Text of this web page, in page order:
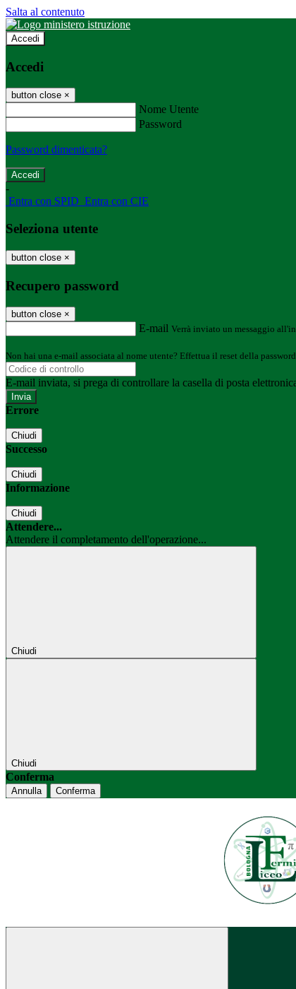
Salta al contenuto
Accedi
Accedi
button close ×
Nome Utente
Password
Password dimenticata?
-
Entra con SPID Entra con CIE
Seleziona utente
button close ×
Recupero password
button close ×
E-mail Verrà inviato un messaggio
Non hai una e-mail associata al nome utente? Effettua il reset della
E-mail inviata, si prega di controllare la casella di posta
Errore
Chiudi
Successo
Chiudi
Informazione
Chiudi
Attendere...
Attendere il completamento dell'operazione...
Chiudi
Chiudi
Conferma
Annulla Conferma